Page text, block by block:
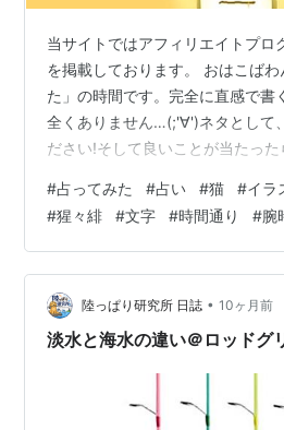
当サイトではアフィリエイトプロ
を掲載しております。 おはこば
た」の時間です。完全に直感で書
全くありません…(;'∀')ネタとして
ださい!そして良いことが当たった
の運勢にするもよし夜 🌛読んで明
来週、来月の…なんてのもありで
と考えています。 それではやっ
のうち、どちらかを選んでくださ
果 ～～ コルクを選んだ方… 文字
(^o…
#占ってみた #占い #猫 #イラ
#猩々緋 #文字 #時間通り #腕
陸っぱり研究所 日誌 • 10ヶ月前
淡水と海水の違い＠ロッドグ